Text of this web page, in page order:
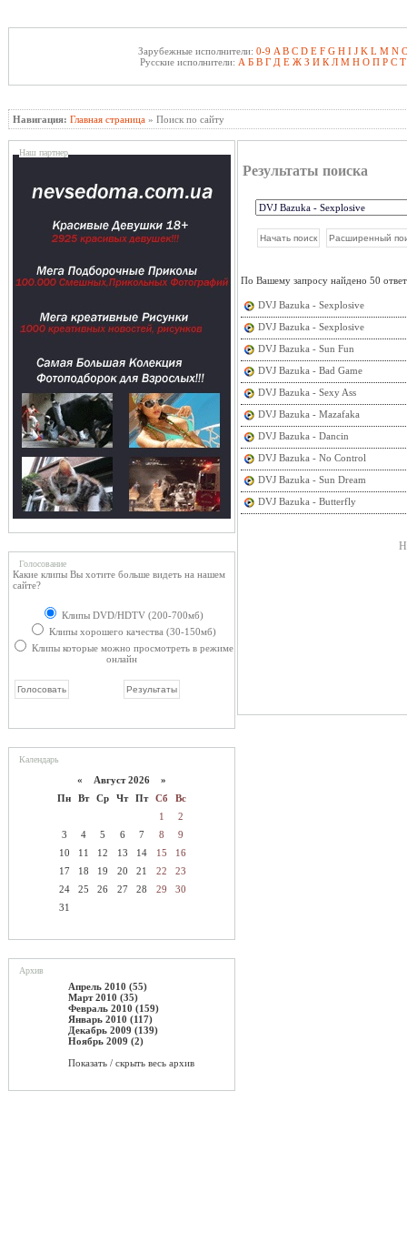
Зарубежные исполнители: 0-9 A B C D E F G H I J K L M N
Русские исполнители: А Б В Г Д Е Ж З И К Л М Н О П Р С Т
Навигация: Главная страница » Поиск по сайту
Наш партнер
Голосование
Какие клипы Вы хотите больше видеть на нашем
сайте?
Клипы DVD/HDTV (200-700мб)
Клипы хорошего качества (30-150мб)
Клипы которые можно просмотреть в режиме
онлайн
Календарь
« Август 2026 »
Пн
Вт Ср Чт Пт Сб
Вс
1
2
3
4 5 6 7 8
9
10
11 12 13 14 15
16
17
18 19 20 21 22
23
24
25 26 27 28 29
30
31
Архив
Апрель 2010 (55)
Март 2010 (35)
Февраль 2010 (159)
Январь 2010 (117)
Декабрь 2009 (139)
Ноябрь 2009 (2)
Показать / скрыть весь архив
Результаты поиска
По Вашему запросу найдено 50
DVJ Bazuka - Sexplosive
DVJ Bazuka - Sexplosive
DVJ Bazuka - Sun Fun
DVJ Bazuka - Bad Game
DVJ Bazuka - Sexy Ass
DVJ Bazuka - Mazafaka
DVJ Bazuka - Dancin
DVJ Bazuka - No Control
DVJ Bazuka - Sun Dream
DVJ Bazuka - Butterfly